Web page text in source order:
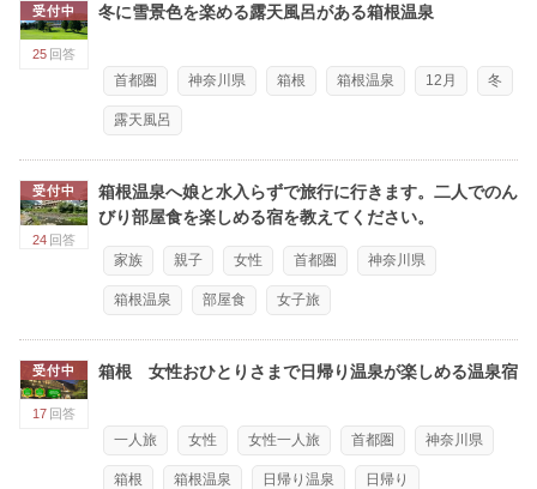
受付中
25 回答
冬に雪景色を楽める露天風呂がある箱根温泉
首都圏 神奈川県 箱根 箱根温泉 12月 冬
露天風呂
受付中
24 回答
箱根温泉へ娘と水入らずで旅行に行きます。二人でのん
びり部屋食を楽しめる宿を教えてください。
家族 親子 女性 首都圏 神奈川県
箱根温泉 部屋食 女子旅
受付中
17 回答
箱根 女性おひとりさまで日帰り温泉が楽しめる温泉宿
一人旅 女性 女性一人旅 首都圏 神奈川県
箱根 箱根温泉 日帰り温泉 日帰り